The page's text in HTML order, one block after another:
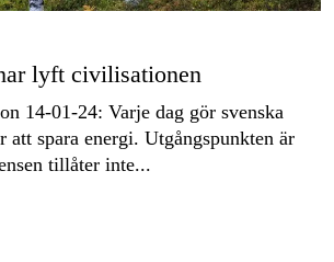
lyft civilisationen
14-01-24: Varje dag gör svenska
att spara energi. Utgångspunkten är
tillåter inte...